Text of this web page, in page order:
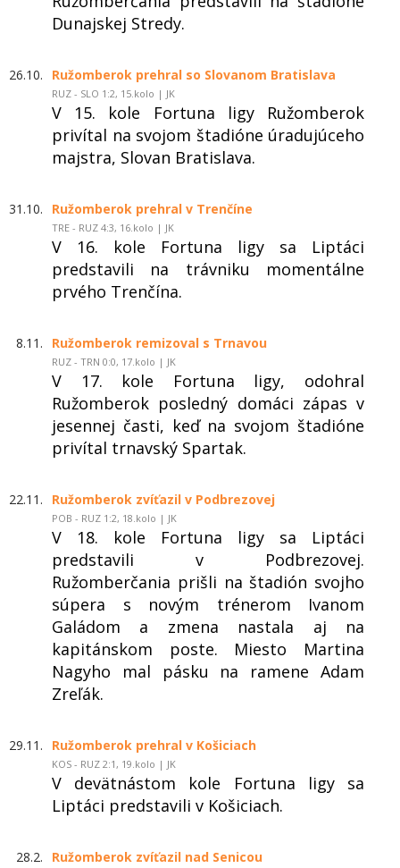
Dunajskej Stredy.
26.10. Ružomberok prehral so Slovanom Bratislava
RUZ - SLO 1:2, 15.kolo | JK
V 15. kole Fortuna ligy Ružomberok
privítal na svojom štadióne úradujúceho
majstra, Slovan Bratislava.
31.10. Ružomberok prehral v Trenčíne
TRE - RUZ 4:3, 16.kolo | JK
V 16. kole Fortuna ligy sa Liptáci
predstavili na trávniku momentálne
prvého Trenčína.
8.11. Ružomberok remizoval s Trnavou
RUZ - TRN 0:0, 17.kolo | JK
V 17. kole Fortuna ligy, odohral
Ružomberok posledný domáci zápas v
jesennej časti, keď na svojom štadióne
privítal trnavský Spartak.
22.11. Ružomberok zvíťazil v Podbrezovej
POB - RUZ 1:2, 18.kolo | JK
V 18. kole Fortuna ligy sa Liptáci
predstavili v Podbrezovej.
Ružomberčania prišli na štadión svojho
súpera s novým trénerom Ivanom
Galádom a zmena nastala aj na
kapitánskom poste. Miesto Martina
Nagyho mal pásku na ramene Adam
Zreľák.
29.11. Ružomberok prehral v Košiciach
KOS - RUZ 2:1, 19.kolo | JK
V devätnástom kole Fortuna ligy sa
Liptáci predstavili v Košiciach.
28.2. Ružomberok zvíťazil nad Senicou